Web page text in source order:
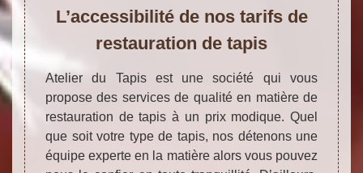
L’accessibilité de nos tarifs de
restauration de tapis
Atelier du Tapis est une société qui vous
propose des services de qualité en matière de
restauration de tapis à un prix modique. Quel
que soit votre type de tapis, nos détenons une
équipe experte en la matière alors vous pouvez